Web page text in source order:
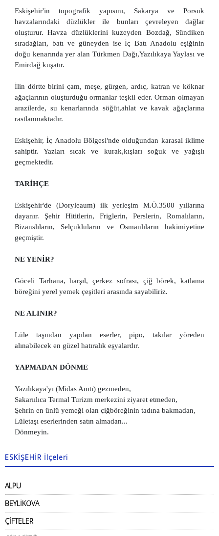
Eskişehir'in topografik yapısını, Sakarya ve Porsuk
havzalarındaki düzlükler ile bunları çevreleyen dağlar
oluşturur. Havza düzlüklerini kuzeyden Bozdağ, Sündiken
sıradağları, batı ve güneyden ise İç Batı Anadolu eşiğinin
doğu kenarında yer alan Türkmen Dağı,Yazılıkaya Yaylası ve
Emirdağ kuşatır.
İlin dörtte birini çam, meşe, gürgen, ardıç, katran ve köknar
ağaçlarının oluşturduğu ormanlar teşkil eder. Orman olmayan
arazilerde, su kenarlarında söğüt,ahlat ve kavak ağaçlarına
rastlanmaktadır.
Eskişehir, İç Anadolu Bölgesi'nde olduğundan karasal iklime
sahiptir. Yazları sıcak ve kurak,kışları soğuk ve yağışlı
geçmektedir.
TARİHÇE
Eskişehir'de (Doryleaum) ilk yerleşim M.Ö.3500 yıllarına
dayanır. Şehir Hititlerin, Friglerin, Perslerin, Romalıların,
Bizanslıların, Selçukluların ve Osmanlıların hakimiyetine
geçmiştir.
NE YENİR?
Göceli Tarhana, harşıl, çerkez sofrası, çiğ börek, katlama
böreğini yerel yemek çeşitleri arasında sayabiliriz.
NE ALINIR?
Lüle taşından yapılan eserler, pipo, takılar yöreden
alınabilecek en güzel hatıralık eşyalardır.
YAPMADAN DÖNME
Yazılıkaya'yı (Midas Anıtı) gezmeden,
Sakarıılıca Termal Turizm merkezini ziyaret etmeden,
Şehrin en ünlü yemeği olan çiğböreğinin tadına bakmadan,
Lületaşı eserlerinden satın almadan...
Dönmeyin.
ESKİŞEHİR İlçeleri
ALPU
BEYLİKOVA
ÇİFTELER